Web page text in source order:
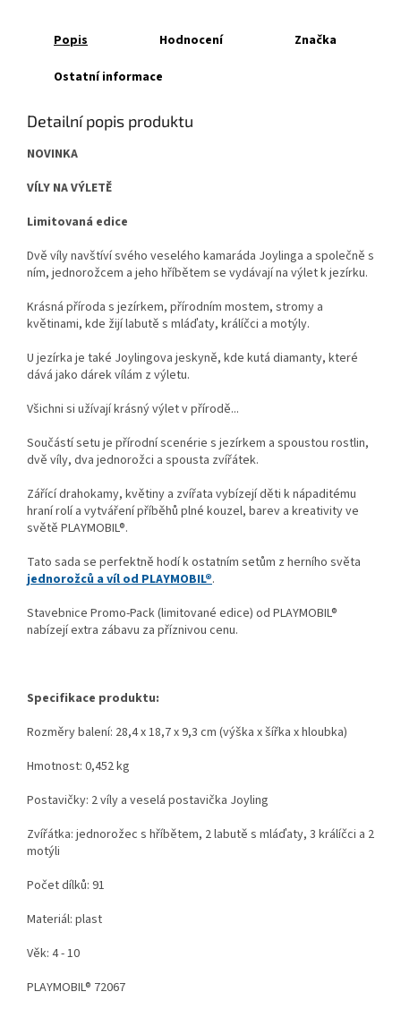
Popis Hodnocení Značka
Ostatní informace
Detailní popis produktu
NOVINKA
VÍLY NA VÝLETĚ
Limitovaná edice
Dvě víly navštíví svého veselého kamaráda Joylinga a společně s
ním, jednorožcem a jeho hříbětem se vydávají na výlet k jezírku.
Krásná příroda s jezírkem, přírodním mostem, stromy a
květinami, kde žijí labutě s mláďaty, králíčci a motýly.
U jezírka je také Joylingova jeskyně, kde kutá diamanty, které
dává jako dárek vílám z výletu.
Všichni si užívají krásný výlet v přírodě...
Součástí setu je přírodní scenérie s jezírkem a spoustou rostlin,
dvě víly, dva jednorožci a spousta zvířátek.
Zářící drahokamy, květiny a zvířata vybízejí děti k nápaditému
hraní rolí a vytváření příběhů plné kouzel, barev a kreativity ve
světě PLAYMOBIL®.
Tato sada se perfektně hodí k ostatním setům z herního světa
jednorožců a víl od PLAYMOBIL®.
Stavebnice Promo-Pack (limitované edice) od PLAYMOBIL®
nabízejí extra zábavu za příznivou cenu.
Specifikace produktu:
Rozměry balení: 28,4 x 18,7 x 9,3 cm (výška x šířka x hloubka)
Hmotnost: 0,452 kg
Postavičky: 2 víly a veselá postavička Joyling
Zvířátka: jednorožec s hříbětem, 2 labutě s mláďaty, 3 králíčci a 2
motýli
Počet dílků: 91
Materiál: plast
Věk: 4 - 10
PLAYMOBIL® 72067